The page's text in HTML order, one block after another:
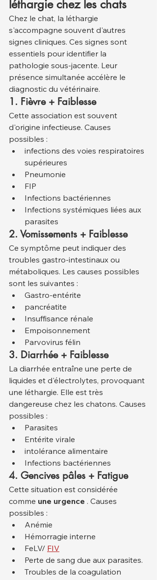
léthargie chez les chats
Chez le chat, la léthargie
s'accompagne souvent d'autres
signes cliniques. Ces signes sont
essentiels pour identifier la
pathologie sous-jacente. Leur
présence simultanée accélère le
diagnostic du vétérinaire.
1. Fièvre + Faiblesse
Cette association est souvent
d'origine infectieuse. Causes
possibles :
infections des voies respiratoires
supérieures
Pneumonie
FIP
Infections bactériennes
Infections systémiques liées aux
parasites
2. Vomissements + Faiblesse
Ce symptôme peut indiquer des
troubles gastro-intestinaux ou
métaboliques. Les causes possibles
sont les suivantes :
Gastro-entérite
pancréatite
Insuffisance rénale
Empoisonnement
Parvovirus félin
3. Diarrhée + Faiblesse
La diarrhée entraîne une perte de
liquides et d'électrolytes, provoquant
une léthargie. Elle est très
dangereuse chez les chatons. Causes
possibles :
Parasites
Entérite virale
intolérance alimentaire
Infections bactériennes
4. Gencives pâles + Fatigue
Cette situation est considérée
comme une urgence . Causes
possibles :
Anémie
Hémorragie interne
FeLV/ FIV
Perte de sang due aux parasites.
Troubles de la coagulation